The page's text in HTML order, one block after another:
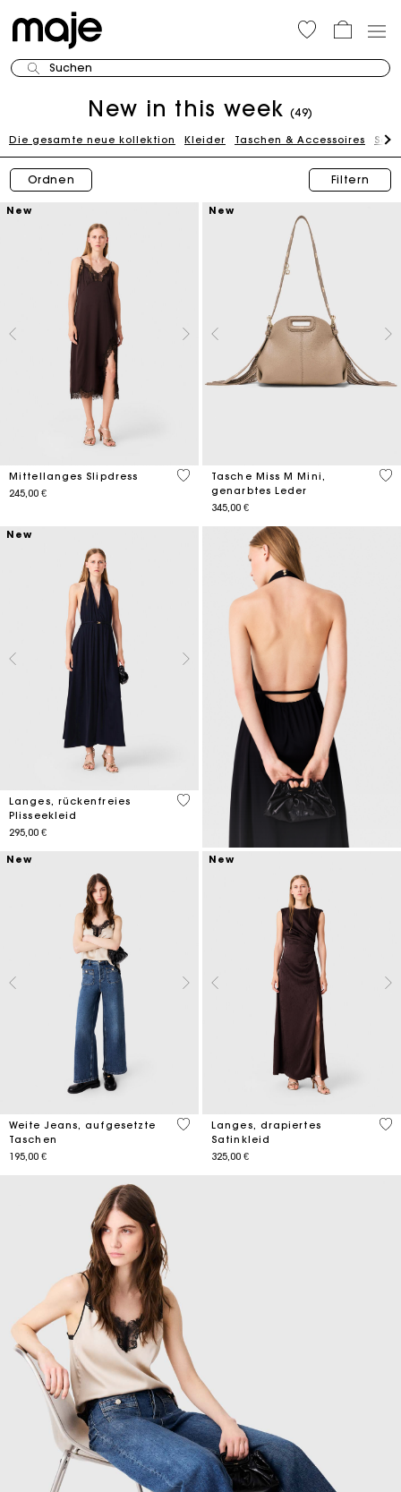
Suchen
New in this week (49)
Die gesamte neue kollektion Kleider Taschen & Accessoires
Ordnen Filtern
New
Mittellanges Slipdress
245,00 €
4,7 out of 5 Customer Rating
New
Tasche Miss M Mini,
genarbtes Leder
345,00 €
3,7
New
Langes, rückenfreies
Plisseekleid
295,00 €
5 out of 5 Customer Rating
New
Weite Jeans, aufgesetzte
Taschen
195,00 €
5 out of 5 Customer Rating
New
Langes, drapiertes
Satinkleid
325,00 €
5